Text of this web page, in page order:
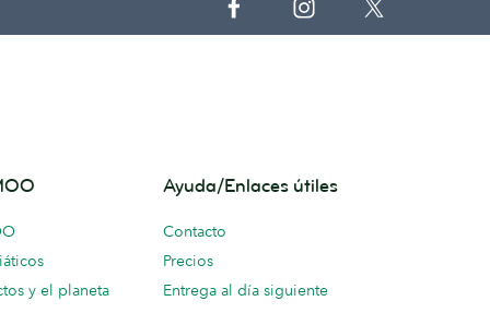
y el planeta
Ayuda/Enlaces útiles
Contacto
Precios
Entrega al día siguiente